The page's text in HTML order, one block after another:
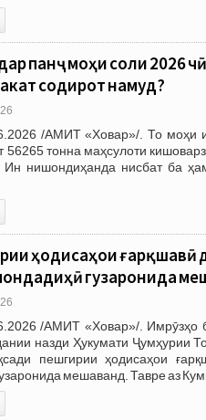
панҷ моҳи соли 2026
содирот намуд?
/АМИТ «Ховар»/. То моҳи
56265 тонна маҳсулоти
Ин нишондиҳанда нисбат ба
ҳодисаҳои ғарқшавӣ
гузаронида
/АМИТ «Ховар»/. Имрӯзҳо
назди Ҳукумати Ҷумҳурии
пешгирии ҳодисаҳои
мешаванд. Тавре аз